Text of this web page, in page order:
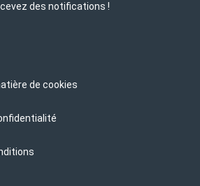
des notifications !
de cookies